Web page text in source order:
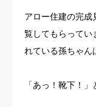
アロー住建の完成
覧してもらってい
れている孫ちゃん
「あっ！靴下！